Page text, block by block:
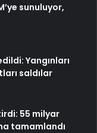
sunuluyor,
Yangınları
saldılar
55 milyar
tamamlandı